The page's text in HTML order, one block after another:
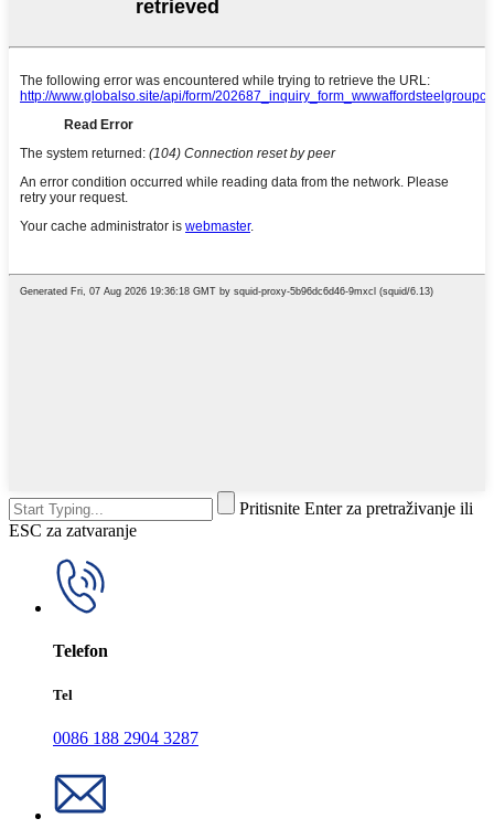
Pritisnite Enter za pretraživanje ili
ESC za zatvaranje
Telefon
Tel
0086 188 2904 3287